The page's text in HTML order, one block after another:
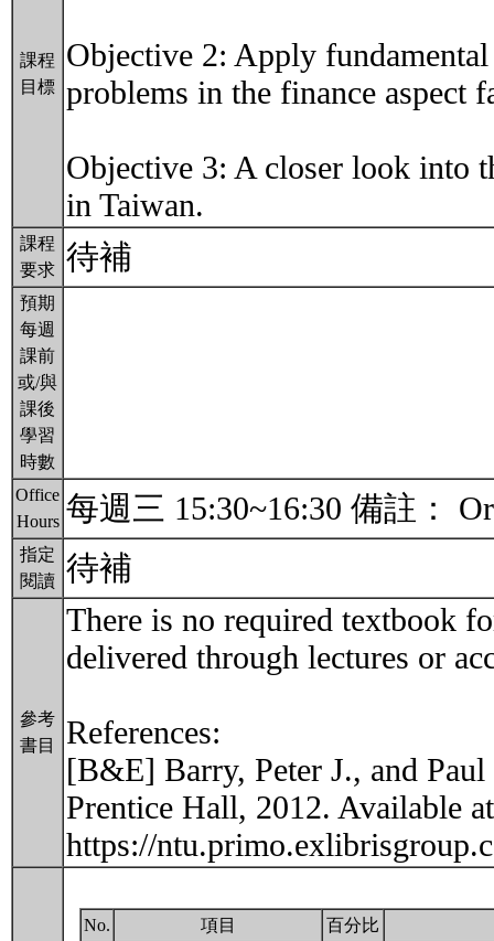
課程
目標
Objective 2: Apply
problems in the finance aspect
Objective 3: A closer look into
in Taiwan.
課程
要求 待補
預期
每週
課前
或/與
課後
學習
時數
Office
Hours 每週三 15:30~16:30 備註：
指定
閱讀 待補
參考
書目
There is no required textbook
delivered through lectures or
References:
[B&E] Barry, Peter J., and
Prentice Hall, 2012. Available
https://
No. 項目
百分比